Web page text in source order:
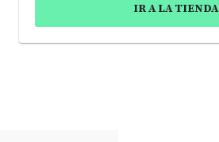
IR A LA TIENDA